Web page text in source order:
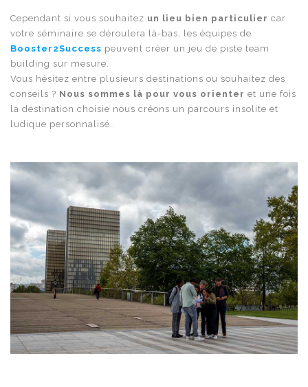
Cependant si vous souhaitez un lieu bien particulier car
votre séminaire se déroulera là-bas, les équipes de
Booster2Success peuvent créer un jeu de piste team
building sur mesure.
Vous hésitez entre plusieurs destinations ou souhaitez des
conseils ? Nous sommes là pour vous orienter et une fois
la destination choisie nous créons un parcours insolite et
ludique personnalisé..